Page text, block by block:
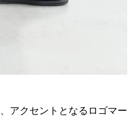
アクセントとなるロゴマー